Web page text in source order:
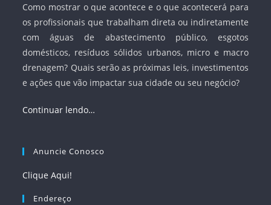
Como mostrar o que acontece e o que acontecerá para
os profissionais que trabalham direta ou indiretamente
com águas de abastecimento público, esgotos
domésticos, resíduos sólidos urbanos, micro e macro
drenagem? Quais serão as próximas leis, investimentos
e ações que vão impactar sua cidade ou seu negócio?
Continuar lendo…
Anuncie Conosco
Clique Aqui!
Endereço